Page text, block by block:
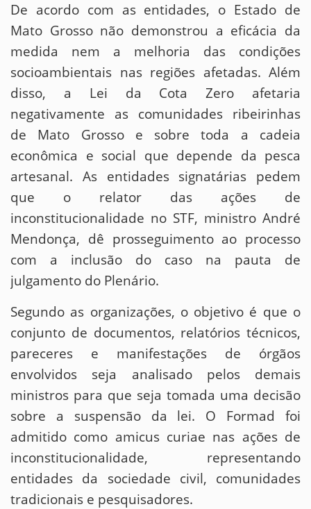
De acordo com as entidades, o Estado de
Mato Grosso não demonstrou a eficácia da
medida nem a melhoria das condições
socioambientais nas regiões afetadas. Além
disso, a Lei da Cota Zero afetaria
negativamente as comunidades ribeirinhas
de Mato Grosso e sobre toda a cadeia
econômica e social que depende da pesca
artesanal. As entidades signatárias pedem
que o relator das ações de
inconstitucionalidade no STF, ministro André
Mendonça, dê prosseguimento ao processo
com a inclusão do caso na pauta de
julgamento do Plenário.
Segundo as organizações, o objetivo é que o
conjunto de documentos, relatórios técnicos,
pareceres e manifestações de órgãos
envolvidos seja analisado pelos demais
ministros para que seja tomada uma decisão
sobre a suspensão da lei. O Formad foi
admitido como amicus curiae nas ações de
inconstitucionalidade, representando
entidades da sociedade civil, comunidades
tradicionais e pesquisadores.